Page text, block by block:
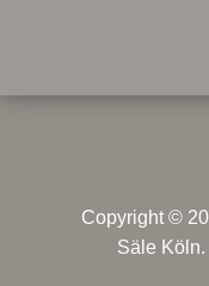
Copyright ©
Säle